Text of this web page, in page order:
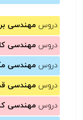
دروس مهندسی
دروس مهندسی
دروس مهندسی
دروس مهندسی
دروس مهندسی